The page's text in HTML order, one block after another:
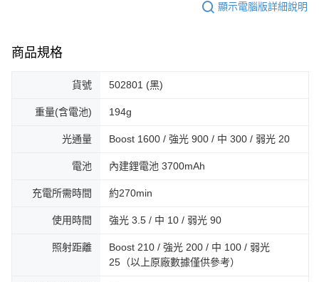
顯示電腦版詳細說明
商品規格
貨號 502801 (黑)
重量(含電池) 194g
光通量 Boost 1600 / 強光 900 / 中 300 / 弱光 20
電池 內建鋰電池 3700mAh
充電所需時間 約270min
使用時間 強光 3.5 / 中 10 / 弱光 90
照射距離
Boost 210 / 強光 200 / 中 100 / 弱光
25（以上原廠數據僅供參考）